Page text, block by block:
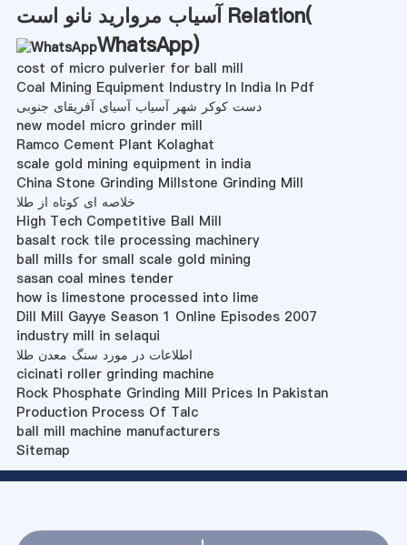
آسیاب مروارید نانو است Relation(
WhatsApp)
cost of micro pulverier for ball mill
Coal Mining Equipment Industry In India In Pdf
دست کوکر شهر آسیاب آسیای آفریقای جنوبی
new model micro grinder mill
Ramco Cement Plant Kolaghat
scale gold mining equipment in india
China Stone Grinding Millstone Grinding Mill
خلاصه ای کوتاه از طلا
High Tech Competitive Ball Mill
basalt rock tile processing machinery
ball mills for small scale gold mining
sasan coal mines tender
how is limestone processed into lime
Dill Mill Gayye Season 1 Online Episodes 2007
industry mill in selaqui
اطلاعات در مورد سنگ معدن طلا
cicinati roller grinding machine
Rock Phosphate Grinding Mill Prices In Pakistan
Production Process Of Talc
ball mill machine manufacturers
Sitemap